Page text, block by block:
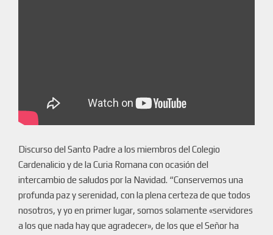
Discurso del Santo Padre a los miembros del Colegio
Cardenalicio y de la Curia Romana con ocasión del
intercambio de saludos por la Navidad. “Conservemos una
profunda paz y serenidad, con la plena certeza de que todos
nosotros, y yo en primer lugar, somos solamente «servidores
a los que nada hay que agradecer», de los que el Señor ha